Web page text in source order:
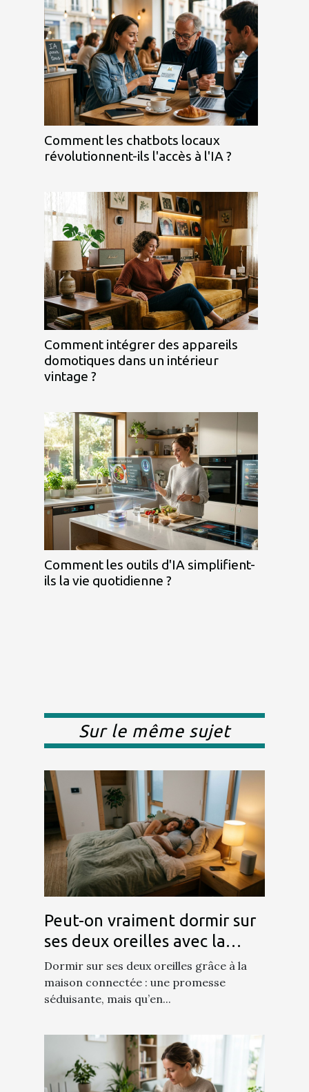
Comment les chatbots locaux
révolutionnent-ils l'accès à l'IA ?
Comment intégrer des appareils
domotiques dans un intérieur
vintage ?
Comment les outils d'IA simplifient-
ils la vie quotidienne ?
Sur le même sujet
Peut-on vraiment dormir sur
ses deux oreilles avec la
maison connectée ?
Dormir sur ses deux oreilles grâce à la
maison connectée : une promesse
séduisante, mais qu’en...